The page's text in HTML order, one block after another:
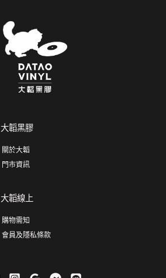
大韜黑膠
關於大韜
門市資訊
大韜線上
購物需知
會員及隱私條款